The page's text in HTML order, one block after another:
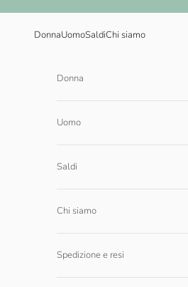
DonnaUomoSaldiChi siamo
Donna
Uomo
Saldi
Chi siamo
Spedizione e resi